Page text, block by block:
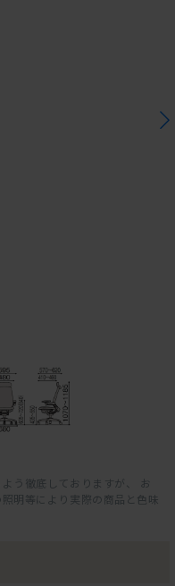
う徹底しておりますが、 お
明等により実際の商品と色味